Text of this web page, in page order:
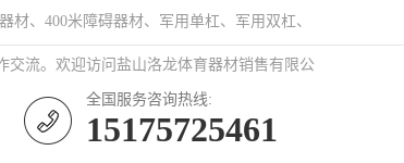
、400米障碍器材、军用单杠、军用双杠、
交流。欢迎访问盐山洛龙体育器材销售有限公
全国服务咨询热线:
15175725461